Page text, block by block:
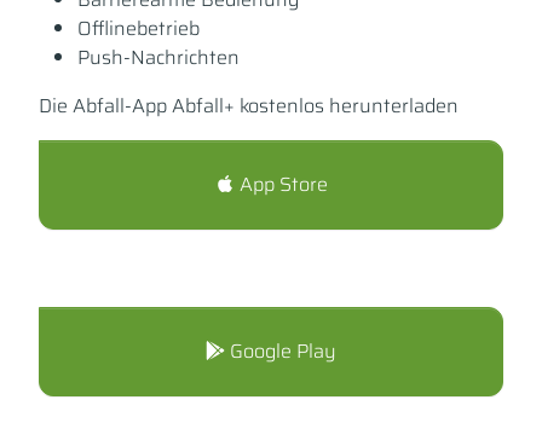
Offlinebetrieb
Push-Nachrichten
Die Abfall-App Abfall+ kostenlos herunterladen
App Store
Google Play